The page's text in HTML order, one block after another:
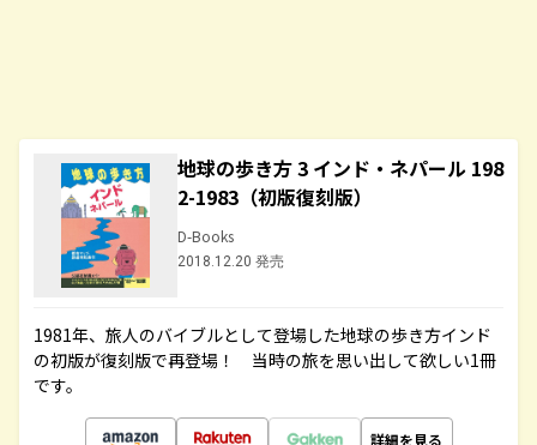
地球の歩き方 3 インド・ネパール 198
2-1983（初版復刻版）
D-Books
2018.12.20 発売
1981年、旅人のバイブルとして登場した地球の歩き方インド
の初版が復刻版で再登場！ 当時の旅を思い出して欲しい1冊
です。
詳細を見る